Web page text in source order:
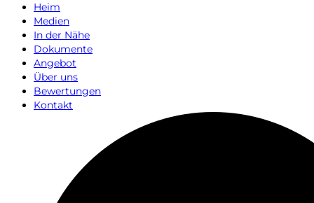
Heim
Medien
In der Nähe
Dokumente
Angebot
Über uns
Bewertungen
Kontakt